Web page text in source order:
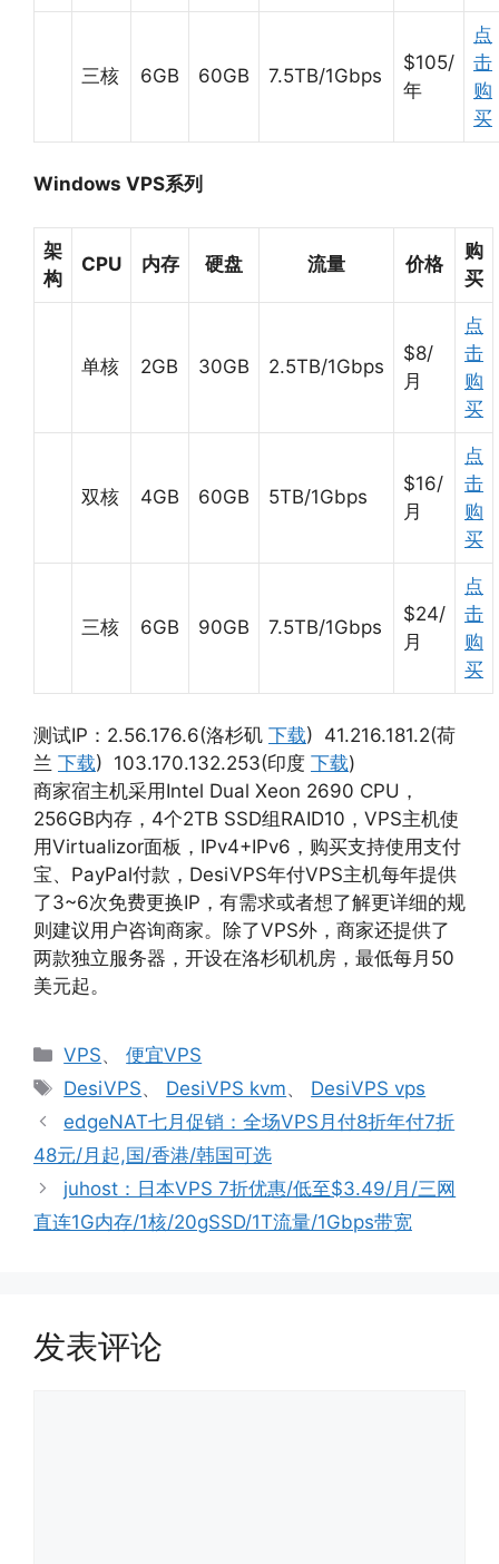
三核 6GB 60GB 7.5TB/1Gbps
$105/
年
点
击
购
买
Windows VPS系列
架
构
CPU 内存 硬盘 流量 价格
购
买
单核 2GB 30GB 2.5TB/1Gbps
$8/
月
点
击
购
买
双核 4GB 60GB 5TB/1Gbps
$16/
月
点
击
购
买
三核 6GB 90GB 7.5TB/1Gbps
$24/
月
点
击
购
买
测试IP：2.56.176.6(洛杉矶 下载) 41.216.181.2(荷
兰 下载) 103.170.132.253(印度 下载)
商家宿主机采用Intel Dual Xeon 2690 CPU，
256GB内存，4个2TB SSD组RAID10，VPS主机使
用Virtualizor面板，IPv4+IPv6，购买支持使用支付
宝、PayPal付款，DesiVPS年付VPS主机每年提供
了3~6次免费更换IP，有需求或者想了解更详细的规
则建议用户咨询商家。除了VPS外，商家还提供了
两款独立服务器，开设在洛杉矶机房，最低每月50
美元起。
分
类
VPS、便宜VPS
标
签
DesiVPS、 DesiVPS kvm、 DesiVPS vps
edgeNAT七月促销：全场VPS月付8折年付7折
48元/月起,国/香港/韩国可选
juhost：日本VPS 7折优惠/低至$3.49/月/三网
直连1G内存/1核/20gSSD/1T流量/1Gbps带宽
发表评论